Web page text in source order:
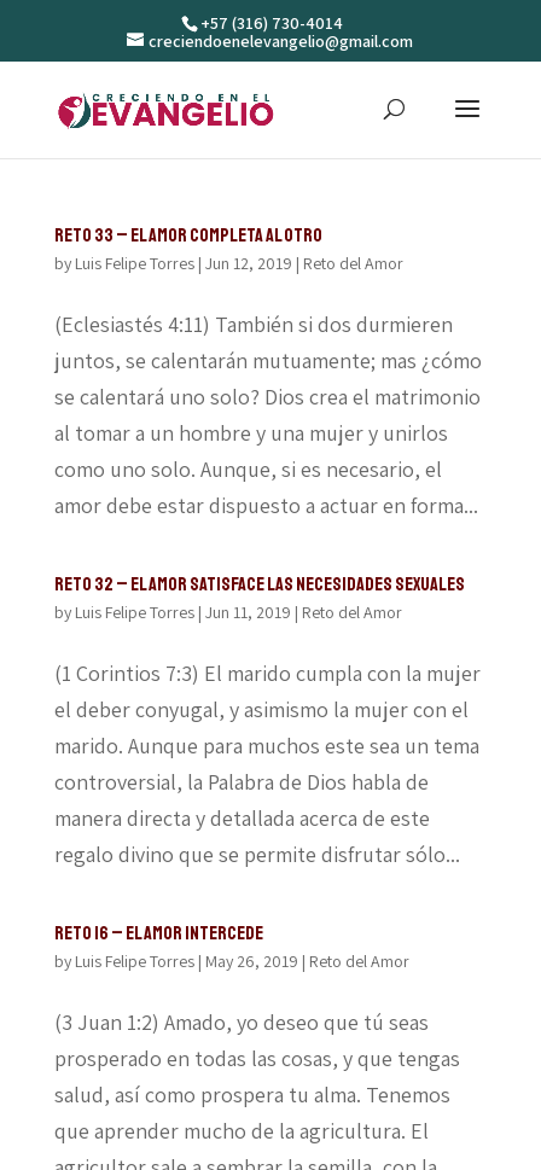
+57 (316) 730-4014
creciendoenelevangelio@gmail.com
Reto 33 – El amor completa al otro
by Luis Felipe Torres| Jun 12, 2019 | Reto del Amor
(Eclesiastés 4:11) También si dos durmieren
juntos, se calentarán mutuamente; mas ¿cómo
se calentará uno solo? Dios crea el matrimonio
al tomar a un hombre y una mujer y unirlos
como uno solo. Aunque, si es necesario, el
amor debe estar dispuesto a actuar en forma...
Reto 32 – El amor satisface las necesidades sexuales
by Luis Felipe Torres| Jun 11, 2019 | Reto del Amor
(1 Corintios 7:3) El marido cumpla con la mujer
el deber conyugal, y asimismo la mujer con el
marido. Aunque para muchos este sea un tema
controversial, la Palabra de Dios habla de
manera directa y detallada acerca de este
regalo divino que se permite disfrutar sólo...
Reto 16 – El amor intercede
by Luis Felipe Torres| May 26, 2019 | Reto del Amor
(3 Juan 1:2) Amado, yo deseo que tú seas
prosperado en todas las cosas, y que tengas
salud, así como prospera tu alma. Tenemos
que aprender mucho de la agricultura. El